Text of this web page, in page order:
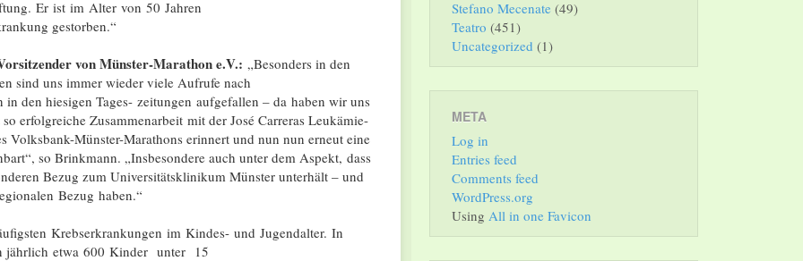
Er ist im Alter von 50 Jahren
gestorben.“
von Münster-Marathon e.V.: „Besonders in den
sind uns immer wieder viele Aufrufe nach
in den hiesigen Tages- zeitungen aufgefallen – da haben wir uns
erfolgreiche Zusammenarbeit mit der José Carreras Leukämie-
Volksbank-Münster-Marathons erinnert und nun nun erneut eine
so Brinkmann. „Insbesondere auch unter dem Aspekt, dass
Bezug zum Universitätsklinikum Münster unterhält – und
Bezug haben.“
Krebserkrankungen im Kindes- und Jugendalter. In
jährlich etwa 600 Kinder unter 15
Stefano Mecenate (49)
Teatro (451)
Uncategorized (1)
META
Log in
Entries feed
Comments feed
WordPress.org
Using All in one Favicon